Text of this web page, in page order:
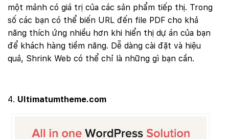
một mảnh có giá trị của các sản phẩm tiếp thị. Trong
số các bạn có thể biến URL đến file PDF cho khả
năng thích ứng nhiều hơn khi hiển thị dự án của bạn
để khách hàng tiềm năng. Dễ dàng cài đặt và hiệu
quả, Shrink Web có thể chỉ là những gì bạn cần.
Ultimatumtheme.com